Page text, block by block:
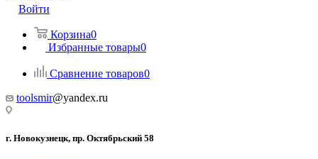
Войти
Корзина0
Избранные товары0
Сравнение товаров0
toolsmir@yandex.ru
г. Новокузнецк, пр. Октябрьский 58